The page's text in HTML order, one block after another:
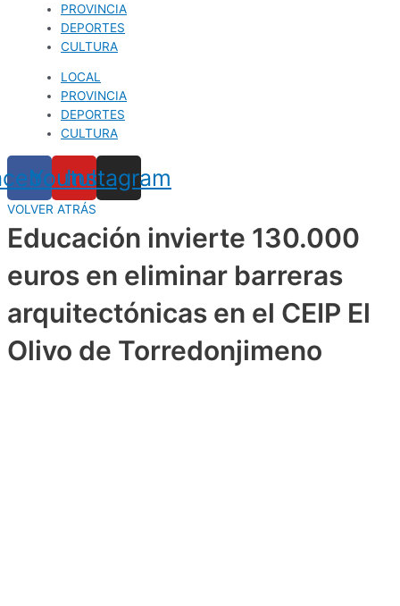
PROVINCIA
DEPORTES
CULTURA
LOCAL
PROVINCIA
DEPORTES
CULTURA
Youtube
Instagram
VOLVER ATRÁS
Educación invierte 130.000
euros en eliminar barreras
arquitectónicas en el CEIP El
Olivo de Torredonjimeno